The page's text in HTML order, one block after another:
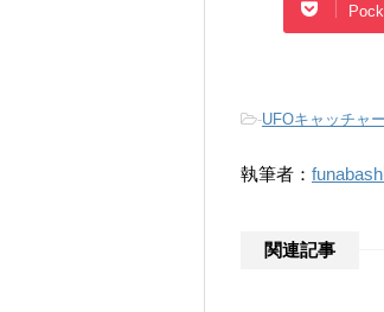
-UFOキャッチャー
執筆者：
関連記事